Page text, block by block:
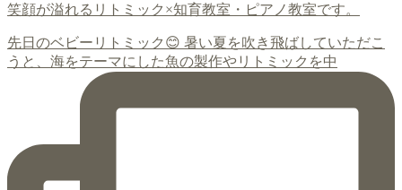
笑顔が溢れるリトミック×知育教室・ピアノ教室です。
先日のベビーリトミック😊 暑い夏を吹き飛ばしていただこ
うと、海をテーマにした魚の製作やリトミックを中